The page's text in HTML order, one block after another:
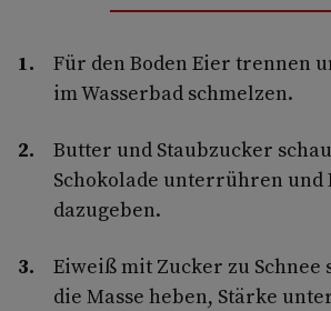
Für den Boden Eier trennen
im Wasserbad schmelzen.
Butter und Staubzucker
Schokolade unterrühren und
dazugeben.
Eiweiß mit Zucker zu Schnee
die Masse heben, Stärke